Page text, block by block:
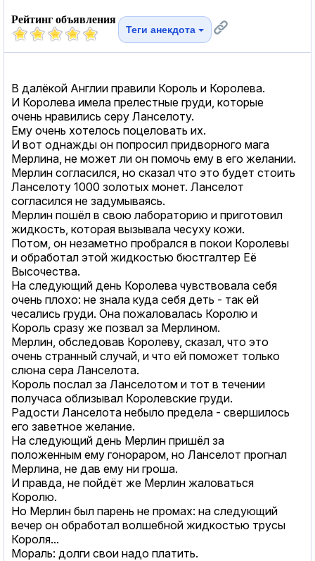
Рейтинг объявления
Теги анекдота
В далёкой Англии правили Король и Королева.
И Королева имела прелестные груди, которые
очень нравились серу Ланселоту.
Ему очень хотелось поцеловать их.
И вот однажды он попросил придворного мага
Мерлина, не может ли он помочь ему в его желании.
Мерлин согласился, но сказал что это будет стоить
Ланселоту 1000 золотых монет. Ланселот
согласился не задумываясь.
Мерлин пошёл в свою лабораторию и приготовил
жидкость, которая вызывала чесуху кожи.
Потом, он незаметно пробрался в покои Королевы
и обработал этой жидкостью бюстгалтер Её
Высочества.
На следующий день Королева чувствовала себя
очень плохо: не знала куда себя деть - так ей
чесались груди. Она пожаловалась Королю и
Король сразу же позвал за Мерлином.
Мерлин, обследовав Королеву, сказал, что это
очень странный случай, и что ей поможет только
слюна сера Ланселота.
Король послал за Ланселотом и тот в течении
получаса облизывал Королевские груди.
Радости Ланселота небыло предела - свершилось
его заветное желание.
На следующий день Мерлин пришёл за
положенным ему гонораром, но Ланселот прогнал
Мерлина, не дав ему ни гроша.
И правда, не пойдёт же Мерлин жаловаться
Королю.
Но Мерлин был парень не промах: на следующий
вечер он обработал волшебной жидкостью трусы
Короля...
Мораль: долги свои надо платить.